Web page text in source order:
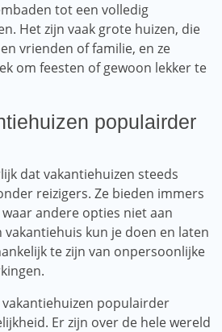
tot een volledig
Het zijn vaak grote huizen, die
vrienden of familie, en ze
om feesten of gewoon lekker te
populairder
dat vakantiehuizen steeds
reizigers. Ze bieden immers
andere opties niet aan
kun je doen en laten
te zijn van onpersoonlijke
populairder
Er zijn over de hele wereld